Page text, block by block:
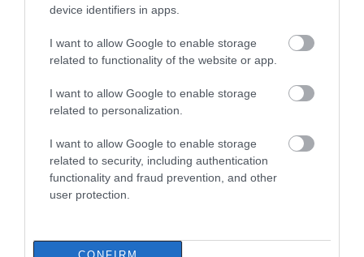
device identifiers in apps.
I want to allow Google to enable storage
related to functionality of the website or app.
I want to allow Google to enable storage
related to personalization.
I want to allow Google to enable storage
related to security, including authentication
functionality and fraud prevention, and other
user protection.
CONFIRM